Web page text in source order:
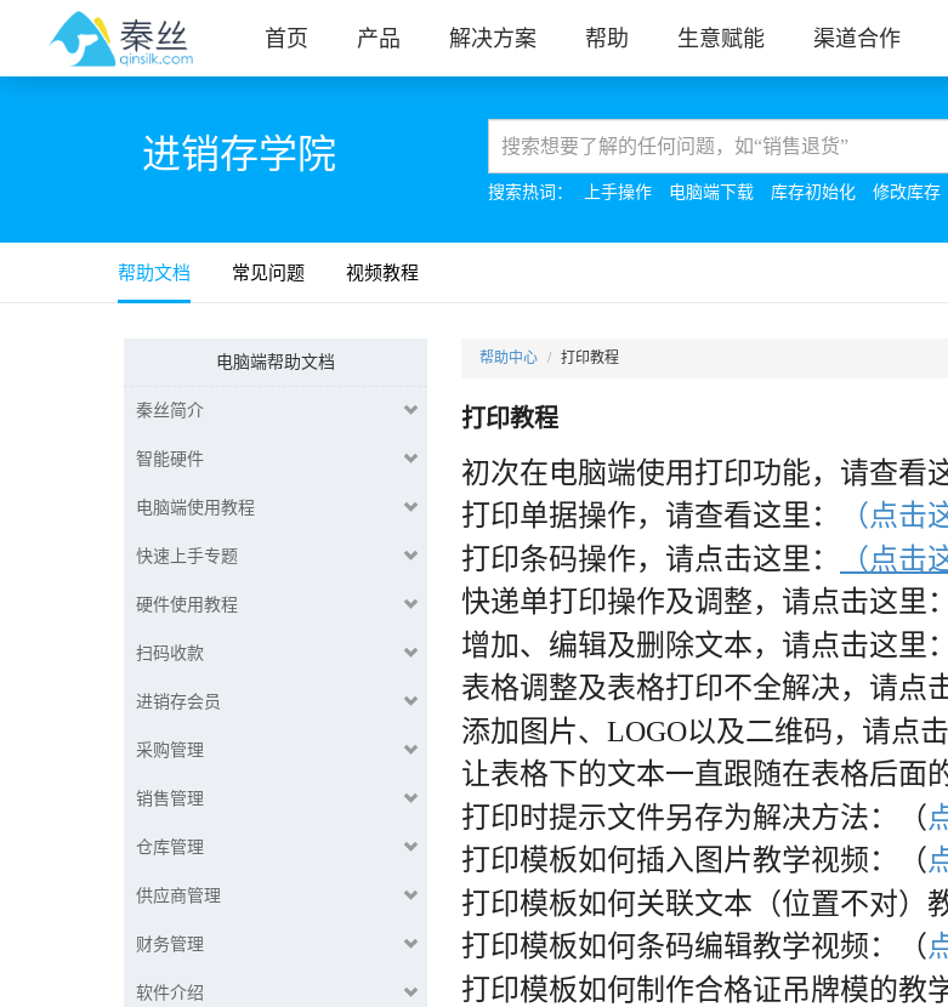
首页 产品 解决方案 帮助 生意赋能 渠道合作
进销存学院
搜索热词： 上手操作 电脑端下载 库存初始化 修改库存
帮助文档 常见问题 视频教程
电脑端帮助文档
秦丝简介
智能硬件
电脑端使用教程
快速上手专题
硬件使用教程
扫码收款
进销存会员
采购管理
销售管理
仓库管理
供应商管理
财务管理
软件介绍
帮助中心 打印教程
打印教程
初次在电脑端使用打印功能，请查看
打印单据操作，请查看这里：
（点击
打印条码操作，请点击这里：
（点击
快递单打印操作及调整，请点击这里：
增加、编辑及删除文本，请点击这里：
表格调整及表格打印不全解决，请点
添加图片、LOGO以及二维码，请点击
让表格下的文本一直跟随在表格后面
打印时提示文件另存为解决方法：（
打印模板如何插入图片教学视频：（
打印模板如何关联文本（位置不对）
打印模板如何条码编辑教学视频：（
打印模板如何制作合格证吊牌模的教